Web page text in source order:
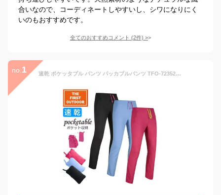
合いなので、コーディネートしやすいし、シワになりにく
いのもおすすめです。
全てのおすすめコメント (2件) >
no. 1 速乾 ポケッタブル パンツ パッカブルパンツ TFO-723523 レディース S-XL 軽量150g 摩擦に強い ウエストゴム コンパクト 登山 旅行 フィツトネス 普段着 アウトドア ゴルフ ウェア ax 男女兼用＼レディースサイズ／ 公式 アエトニクス The First Outdoor